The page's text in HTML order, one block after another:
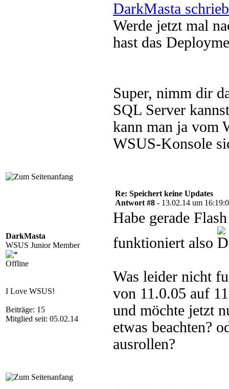
DarkMasta schrieb
Werde jetzt mal
hast das
Super, nimm dir
SQL Server
kann man ja vom
WSUS-Konsole
DarkMasta
WSUS Junior Member
Offline
I Love WSUS!
Beiträge: 15
Mitglied seit: 05.02.14
Re: Speichert keine Updates
Antwort #8 - 13.02.14 um
Habe gerade
funktioniert also
Was leider nicht
von 11.0.05 auf
und möchte jetzt
etwas beachten?
ausrollen?